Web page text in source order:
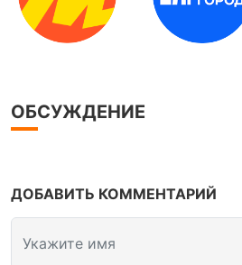
ОБСУЖДЕНИЕ
ДОБАВИТЬ КОММЕНТАРИЙ
Укажите имя